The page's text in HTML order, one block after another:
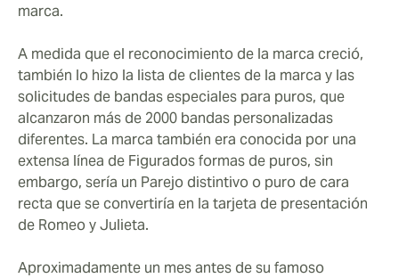
marca.
A medida que el reconocimiento de la marca creció,
también lo hizo la lista de clientes de la marca y las
solicitudes de bandas especiales para puros, que
alcanzaron más de 2000 bandas personalizadas
diferentes. La marca también era conocida por una
extensa línea de Figurados formas de puros, sin
embargo, sería un Parejo distintivo o puro de cara
recta que se convertiría en la tarjeta de presentación
de Romeo y Julieta.
Aproximadamente un mes antes de su famoso